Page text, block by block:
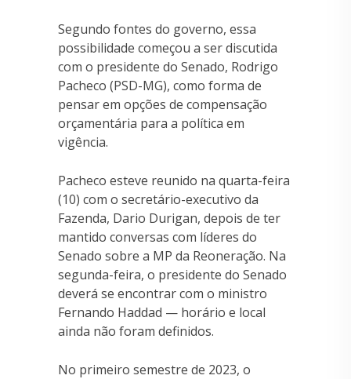
Segundo fontes do governo, essa
possibilidade começou a ser discutida
com o presidente do Senado, Rodrigo
Pacheco (PSD-MG), como forma de
pensar em opções de compensação
orçamentária para a política em
vigência.
Pacheco esteve reunido na quarta-feira
(10) com o secretário-executivo da
Fazenda, Dario Durigan, depois de ter
mantido conversas com líderes do
Senado sobre a MP da Reoneração. Na
segunda-feira, o presidente do Senado
deverá se encontrar com o ministro
Fernando Haddad — horário e local
ainda não foram definidos.
No primeiro semestre de 2023, o